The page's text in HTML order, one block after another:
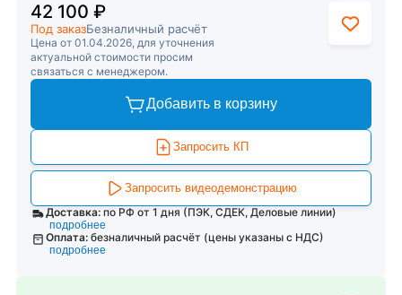
42 100 ₽
Под заказБезналичный расчёт
Цена от 01.04.2026, для уточнения
актуальной стоимости просим
связаться с менеджером.
Добавить в корзину
Запросить КП
Запросить видеодемонстрацию
Доставка: по РФ от 1 дня (ПЭК, СДЕК, Деловые линии)
подробнее
Оплата: безналичный расчёт (цены указаны с НДС)
подробнее